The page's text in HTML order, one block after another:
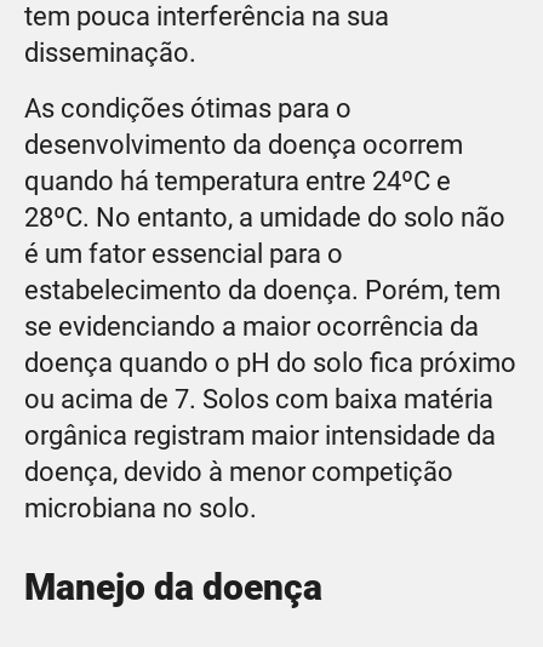
tem pouca interferência na sua
disseminação.
As condições ótimas para o
desenvolvimento da doença ocorrem
quando há temperatura entre 24ºC e
28ºC. No entanto, a umidade do solo não
é um fator essencial para o
estabelecimento da doença. Porém, tem
se evidenciando a maior ocorrência da
doença quando o pH do solo fica próximo
ou acima de 7. Solos com baixa matéria
orgânica registram maior intensidade da
doença, devido à menor competição
microbiana no solo.
Manejo da doença